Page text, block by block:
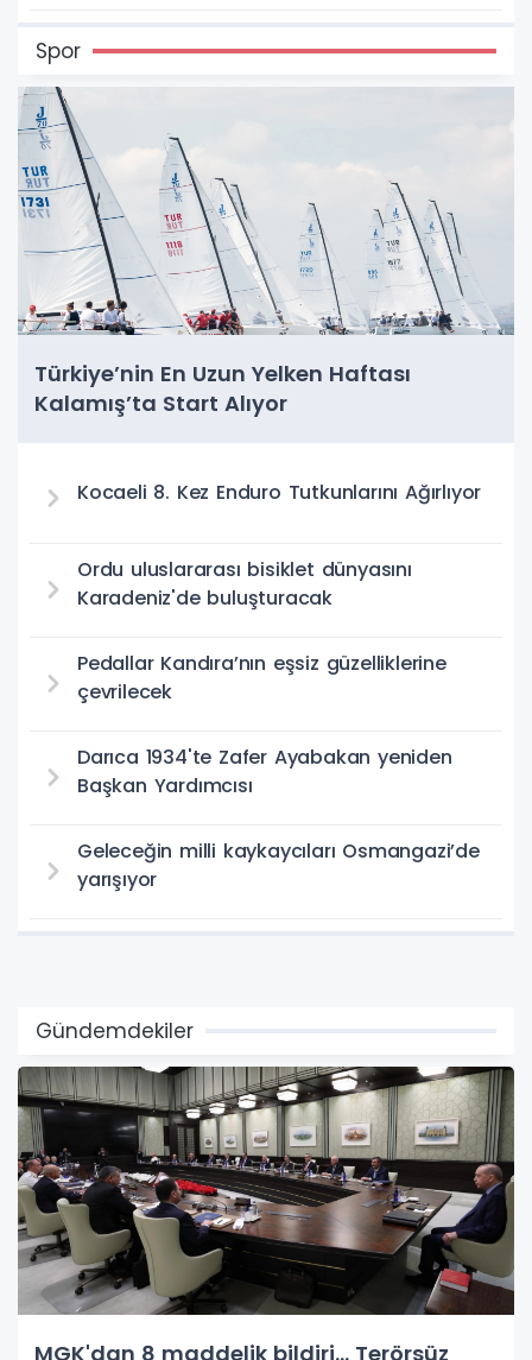
Spor
Türkiye’nin En Uzun Yelken Haftası
Kalamış’ta Start Alıyor
Kocaeli 8. Kez Enduro Tutkunlarını Ağırlıyor
Ordu uluslararası bisiklet dünyasını
Karadeniz'de buluşturacak
Pedallar Kandıra’nın eşsiz güzelliklerine
çevrilecek
Darıca 1934'te Zafer Ayabakan yeniden
Başkan Yardımcısı
Geleceğin milli kaykaycıları Osmangazi’de
yarışıyor
Gündemdekiler
MGK'dan 8 maddelik bildiri... Terörsüz